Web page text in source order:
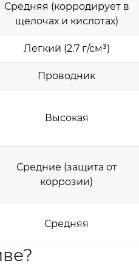
Средняя (корродирует в
щелочах и кислотах)
Легкий (2.7 г/см³)
Проводник
Высокая
Средние (защита от
коррозии)
Средняя